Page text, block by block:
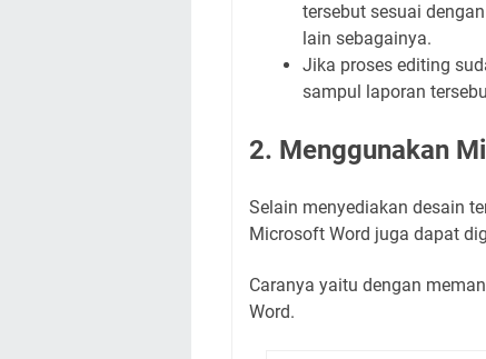
tersebut sesuai
lain sebagainya.
Jika proses editing
sampul laporan
2. Menggunakan
Selain menyediakan desain
Microsoft Word juga dapat
Caranya yaitu dengan
Word.